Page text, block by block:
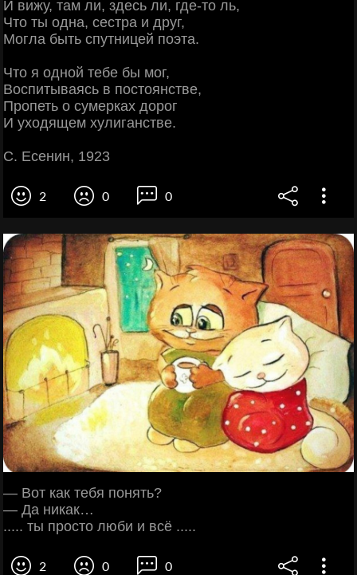
И вижу, там ли, здесь ли, где-то ль,
Что ты одна, сестра и друг,
Могла быть спутницей поэта.
Что я одной тебе бы мог,
Воспитываясь в постоянстве,
Пропеть о сумерках дорог
И уходящем хулиганстве.
С. Есенин, 1923
2 0 0
— Вот как тебя понять?
— Да никак…
..... ты просто люби и всё .....
2 0 0